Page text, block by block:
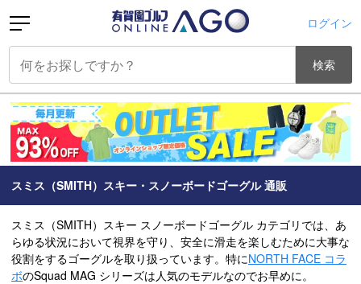
ログイン
検索
スミス（SMITH）スキー・スノーボードゴーグル 通販
スミス（SMITH）スキー スノーボードゴーグル カテゴリでは、あ
らゆる状況において視界を守り、安全に滑走を楽しむために大事な
役割をするゴーグルを取り扱っています。特にNORTH FACE コラ
ボのSquad MAG シリーズは人気のモデルなのでお早めに。